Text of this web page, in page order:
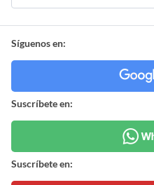
Síguenos en:
Suscríbete en:
Suscríbete en: